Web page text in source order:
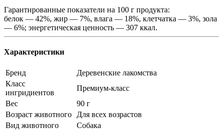
Гарантированные показатели на 100 г продукта:
белок — 42%, жир — 7%, влага — 18%, клетчатка — 3%, зола
— 6%; энергетическая ценность — 307 ккал.
Характеристики
Бренд
Деревенские лакомства
Класс
ингридиентов
Премиум-класс
Вес
90 г
Возраст животного
Для всех возрастов
Вид животного
Собака